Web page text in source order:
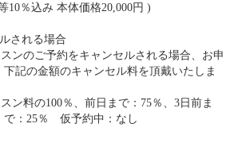
10％込み 本体価格20,000円 )
される場合
ンのご予約をキャンセルされる場合、お申
下記の金額のキャンセル料を頂戴いたしま
ン料の100％、前日まで：75％、3日前ま
で：25％ 仮予約中：なし